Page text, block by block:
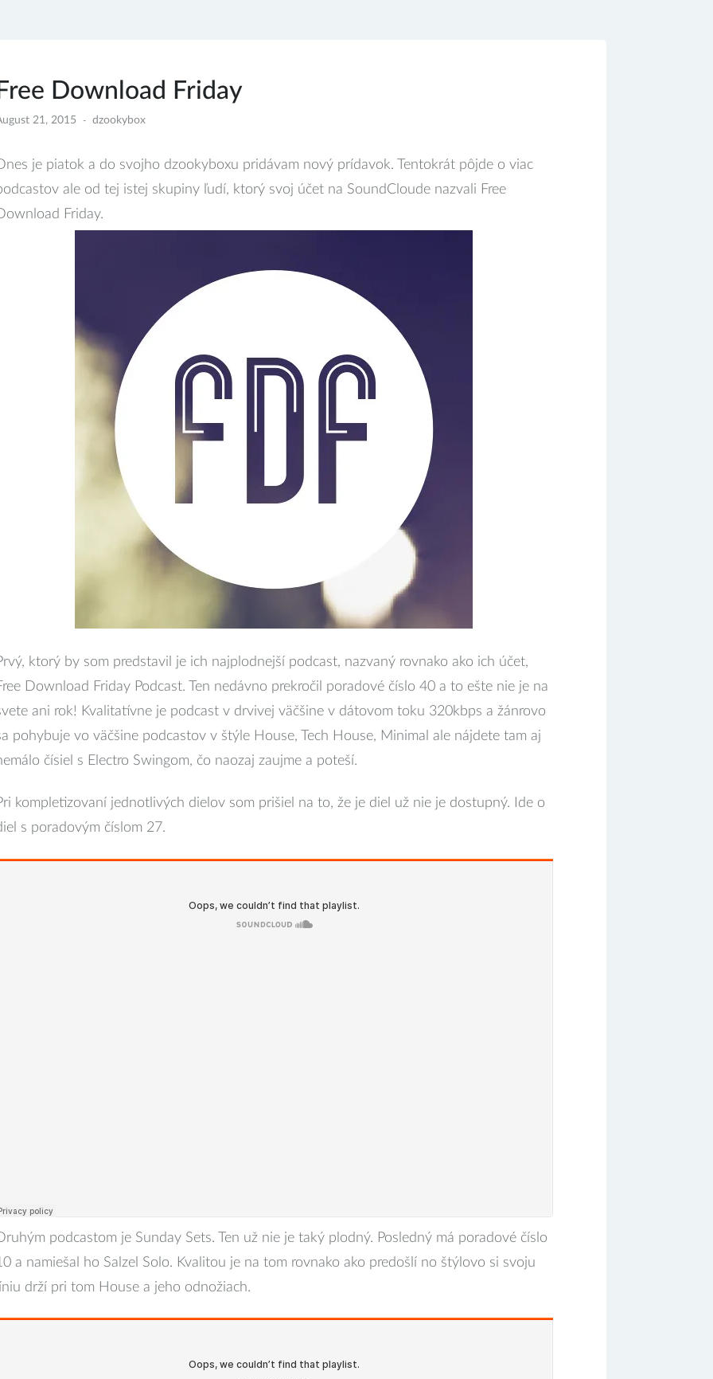
Free Download Friday
21, 2015 dzookybox
je piatok a do svojho dzookyboxu pridávam nový prídavok. Tentokrát pôjde o viac
ale od tej istej skupiny ľudí, ktorý svoj účet na SoundCloude nazvali Free
Friday.
ktorý by som predstavil je ich najplodnejší podcast, nazvaný rovnako ako ich účet,
Download Friday Podcast. Ten nedávno prekročil poradové číslo 40 a to ešte nie je na
ani rok! Kvalitatívne je podcast v drvivej väčšine v dátovom toku 320kbps a žánrovo
pohybuje vo väčšine podcastov v štýle House, Tech House, Minimal ale nájdete tam aj
čísiel s Electro Swingom, čo naozaj zaujme a poteší.
kompletizovaní jednotlivých dielov som prišiel na to, že je diel už nie je dostupný. Ide o
s poradovým číslom 27.
Druhým podcastom je Sunday Sets. Ten už nie je taký plodný. Posledný má poradové číslo
a namiešal ho Salzel Solo. Kvalitou je na tom rovnako ako predošlí no štýlovo si svoju
líniu drží pri tom House a jeho odnožiach.